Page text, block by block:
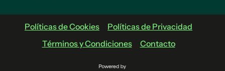
Políticas de Cookies
Políticas de Privacidad
Términos y Condiciones
Contacto